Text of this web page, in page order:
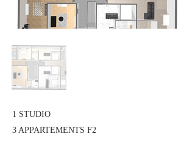
1 STUDIO
3 APPARTEMENTS F2